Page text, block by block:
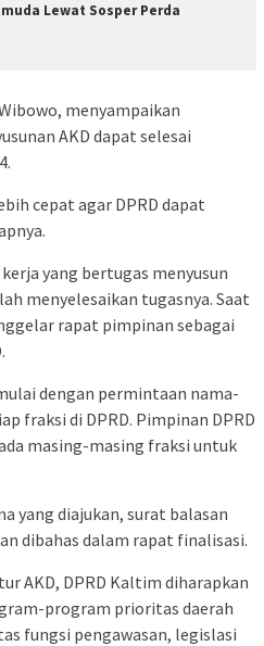
Lewat Sosper Perda
menyampaikan
AKD dapat selesai
cepat agar DPRD dapat
yang bertugas menyusun
menyelesaikan tugasnya. Saat
rapat pimpinan sebagai
dengan permintaan nama-
fraksi di DPRD. Pimpinan DPRD
masing-masing fraksi untuk
yang diajukan, surat balasan
dibahas dalam rapat finalisasi.
AKD, DPRD Kaltim diharapkan
program prioritas daerah
fungsi pengawasan, legislasi